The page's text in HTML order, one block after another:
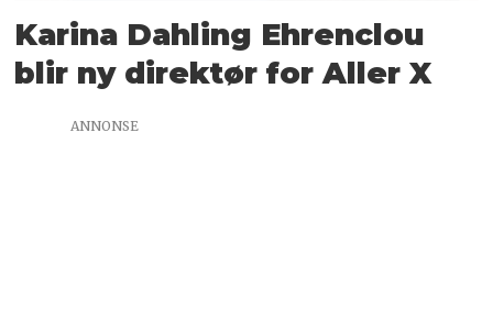
Karina Dahling Ehrenclou
blir ny direktør for Aller X
ANNONSE